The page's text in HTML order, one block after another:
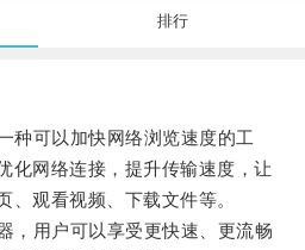
排行
可以加快网络浏览速度的工
化网络连接，提升传输速度，让
、观看视频、下载文件等。
用户可以享受更快速、更流畅